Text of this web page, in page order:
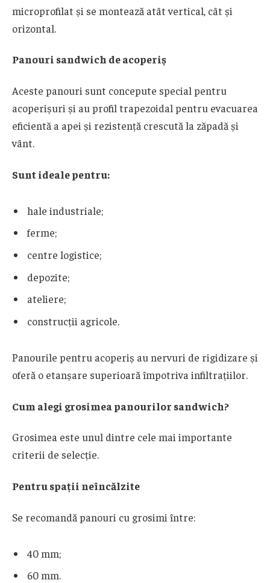
microprofilat și se montează atât vertical, cât și
orizontal.
Panouri sandwich de acoperiș
Aceste panouri sunt concepute special pentru
acoperișuri și au profil trapezoidal pentru evacuarea
eficientă a apei și rezistență crescută la zăpadă și
vânt.
Sunt ideale pentru:
hale industriale;
ferme;
centre logistice;
depozite;
ateliere;
construcții agricole.
Panourile pentru acoperiș au nervuri de rigidizare și
oferă o etanșare superioară împotriva infiltrațiilor.
Cum alegi grosimea panourilor sandwich?
Grosimea este unul dintre cele mai importante
criterii de selecție.
Pentru spații neîncălzite
Se recomandă panouri cu grosimi între:
40 mm;
60 mm.